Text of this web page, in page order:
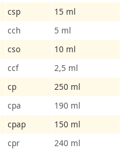
csp
15 ml
cch
5 ml
cso
10 ml
ccf
2,5 ml
cp
250 ml
cpa
190 ml
cpap
150 ml
cpr 240 ml